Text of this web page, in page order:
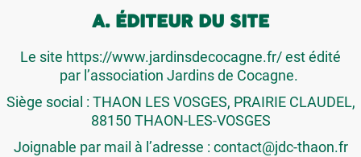
A. ÉDITEUR DU SITE
Le site https://www.jardinsdecocagne.fr/ est édité
par l’association Jardins de Cocagne.
Siège social : THAON LES VOSGES, PRAIRIE CLAUDEL,
88150 THAON-LES-VOSGES
Joignable par mail à l’adresse : contact@jdc-thaon.fr